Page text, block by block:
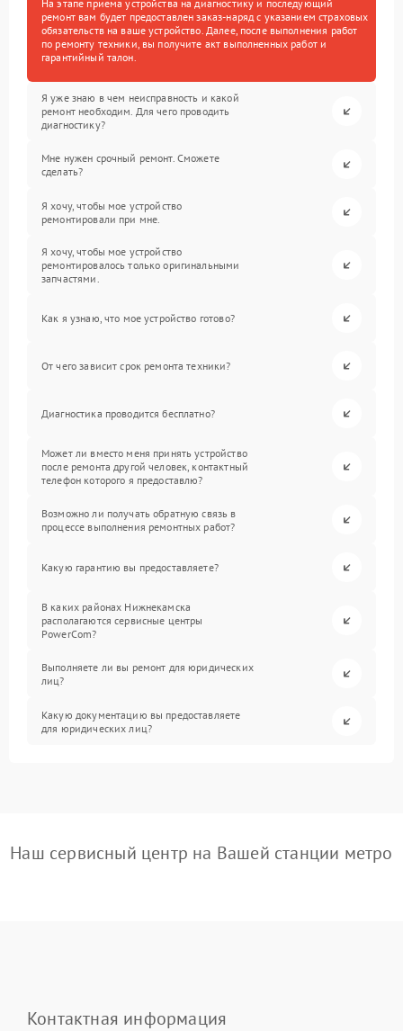
На этапе приема устройства на диагностику и последующий
ремонт вам будет предоставлен заказ-наряд с указанием страховых
обязательств на ваше устройство. Далее, после выполнения работ
по ремонту техники, вы получите акт выполненных работ и
гарантийный талон.
Я уже знаю в чем неисправность и какой
ремонт необходим. Для чего проводить
диагностику?
Мне нужен срочный ремонт. Сможете
сделать?
Я хочу, чтобы мое устройство
ремонтировали при мне.
Я хочу, чтобы мое устройство
ремонтировалось только оригинальными
запчастями.
Как я узнаю, что мое устройство готово?
От чего зависит срок ремонта техники?
Диагностика проводится бесплатно?
Может ли вместо меня принять устройство
после ремонта другой человек, контактный
телефон которого я предоставлю?
Возможно ли получать обратную связь в
процессе выполнения ремонтных работ?
Какую гарантию вы предоставляете?
В каких районах Нижнекамска
располагаются сервисные центры
PowerCom?
Выполняете ли вы ремонт для юридических
лиц?
Какую документацию вы предоставляете
для юридических лиц?
Наш сервисный центр на Вашей станции метро
Контактная информация